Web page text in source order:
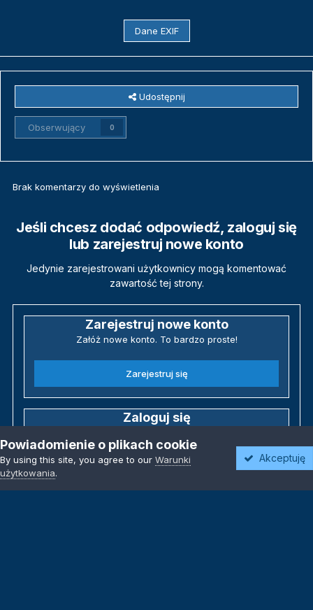
Dane EXIF
Udostępnij
Obserwujący 0
Brak komentarzy do wyświetlenia
Jeśli chcesz dodać odpowiedź, zaloguj się
lub zarejestruj nowe konto
Jedynie zarejestrowani użytkownicy mogą komentować
zawartość tej strony.
Zarejestruj nowe konto
Załóż nowe konto. To bardzo proste!
Zarejestruj się
Zaloguj się
Zaloguj się
Powiadomienie o plikach cookie
By using this site, you agree to our Warunki
użytkowania.
Akceptuję